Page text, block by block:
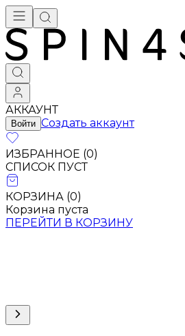
АККАУНТ
Войти Создать аккаунт
ИЗБРАННОЕ (0)
СПИСОК ПУСТ
КОРЗИНА (0)
Корзина пуста
ПЕРЕЙТИ В КОРЗИНУ